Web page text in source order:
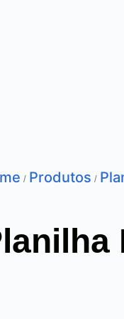
/ Produtos /